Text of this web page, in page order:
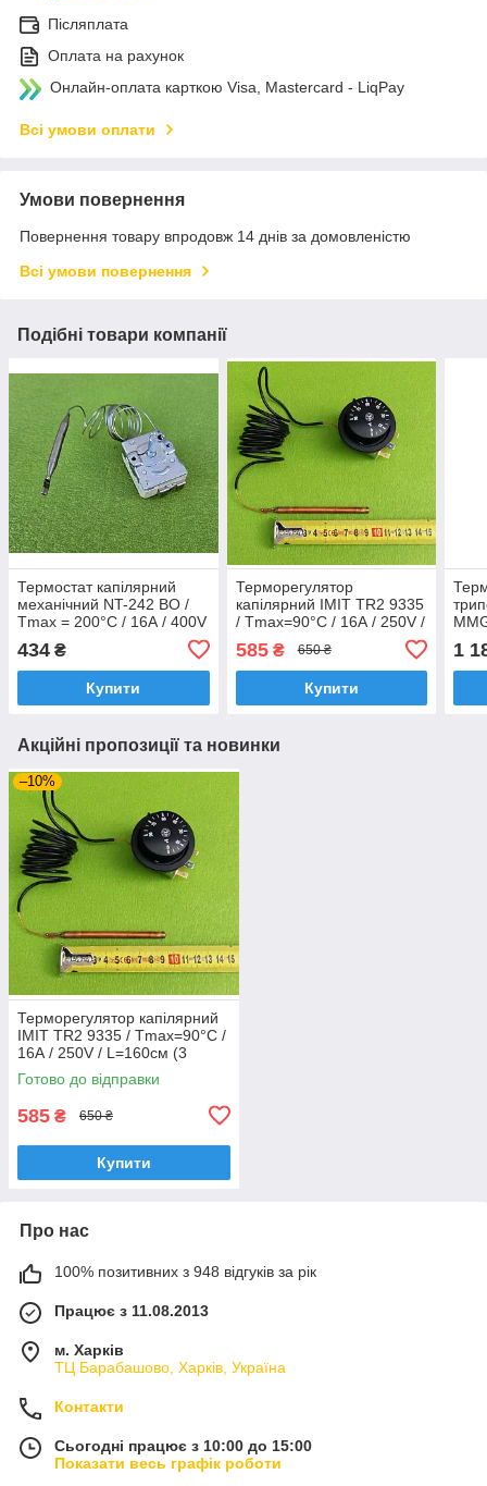
Післяплата
Оплата на рахунок
Онлайн-оплата карткою Visa, Mastercard - LiqPay
Всі умови оплати
Умови повернення
Повернення товару впродовж 14 днів за домовленістю
Всі умови повернення
Подібні товари компанії
Термостат капілярний
механічний NT-242 BO /
Tmax = 200°C / 16А / 400V
Tecasa, Іспанія
434 ₴
Купити
Терморегулятор
капілярний IMIT TR2 9335
/ Tmax=90°C / 16А / 250V /
L=160см (3 контакти) до
електрокотлів "TENKO"
585₴ 650 ₴
Купити
1
Акційні пропозиції та новинки
–10%
Терморегулятор капілярний
IMIT TR2 9335 / Tmax=90°C /
16А / 250V / L=160см (3
контакти) до електрокотлів
"TENKO"
Готово до відправки
585 ₴ 650 ₴
Купити
Про нас
100% позитивних з 948 відгуків за рік
Працює з 11.08.2013
м. Харків
ТЦ Барабашово, Харків, Україна
Контакти
Сьогодні працює з 10:00 до 15:00
Показати весь графік роботи